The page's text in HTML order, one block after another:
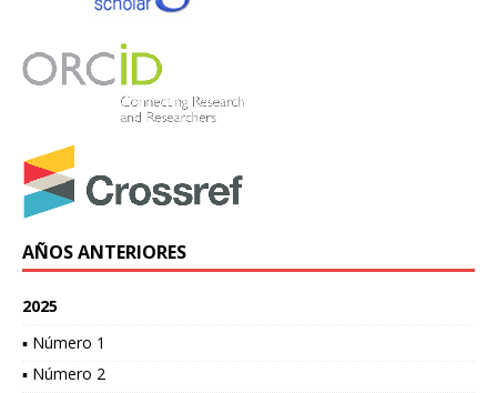
AÑOS ANTERIORES
2025
▪ Número 1
▪ Número 2